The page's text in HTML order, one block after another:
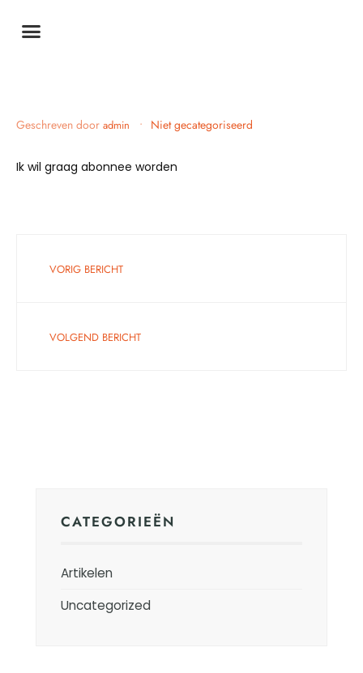
Geschreven door admin • Niet gecategoriseerd
Ik wil graag abonnee worden
VORIG BERICHT
VOLGEND BERICHT
CATEGORIEËN
Artikelen
Uncategorized